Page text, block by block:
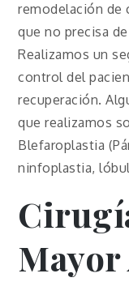
remodelación de
que no precisa
Realizamos un
control del
recuperación.
que realizamos
Blefaroplastia
ninfoplastia,